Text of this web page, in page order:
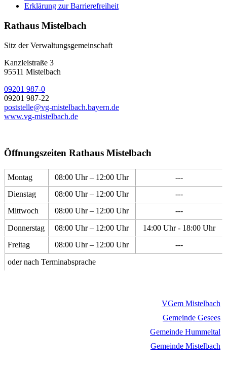
Erklärung zur Barrierefreiheit
Rathaus Mistelbach
Sitz der Verwaltungsgemeinschaft
Kanzleistraße 3
95511 Mistelbach
09201 987-0
09201 987-22
poststelle@vg-mistelbach.bayern.de
www.vg-mistelbach.de
Öffnungszeiten Rathaus Mistelbach
Montag 08:00 Uhr – 12:00 Uhr
---
Dienstag
08:00 Uhr – 12:00 Uhr
---
Mittwoch
08:00 Uhr – 12:00 Uhr
---
Donnerstag
08:00 Uhr – 12:00 Uhr
14:00 Uhr - 18:00 Uhr
Freitag
08:00 Uhr – 12:00 Uhr
---
oder nach Terminabsprache
VGem Mistelbach
Gemeinde Gesees
Gemeinde Hummeltal
Gemeinde Mistelbach